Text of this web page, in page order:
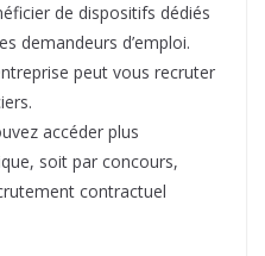
de dispositifs dédiés
demandeurs d’emploi.
peut vous recruter
accéder plus
soit par concours,
contractuel